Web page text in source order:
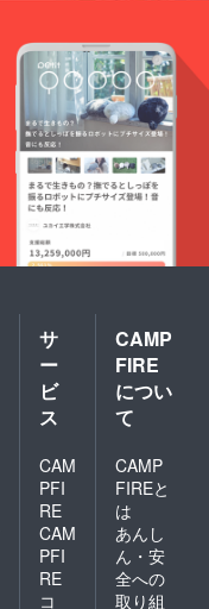
サ
ー
ビ
ス
CAM
PFI
RE
CAM
PFI
RE
コ
CAMP
FIRE
につい
て
CAMP
FIREと
は
あんし
ん・安
全への
取り組